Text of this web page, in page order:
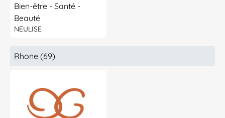
Bien-être - Santé -
Beauté
NEULISE
Rhone (69)